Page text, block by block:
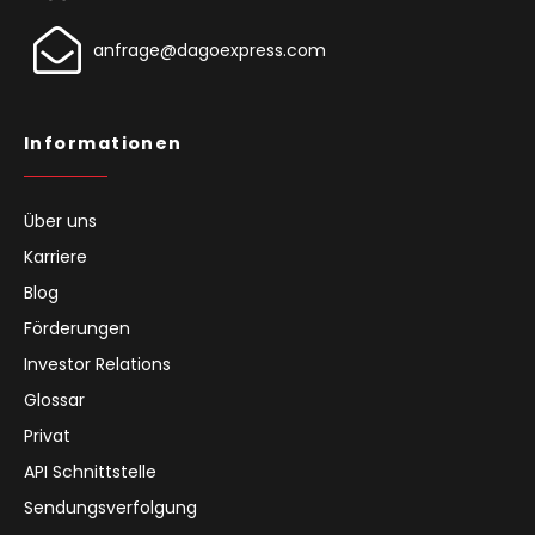
anfrage@dagoexpress.com
Informationen
Über uns
Karriere
Blog
Förderungen
Investor Relations
Glossar
Privat
API Schnittstelle
Sendungsverfolgung